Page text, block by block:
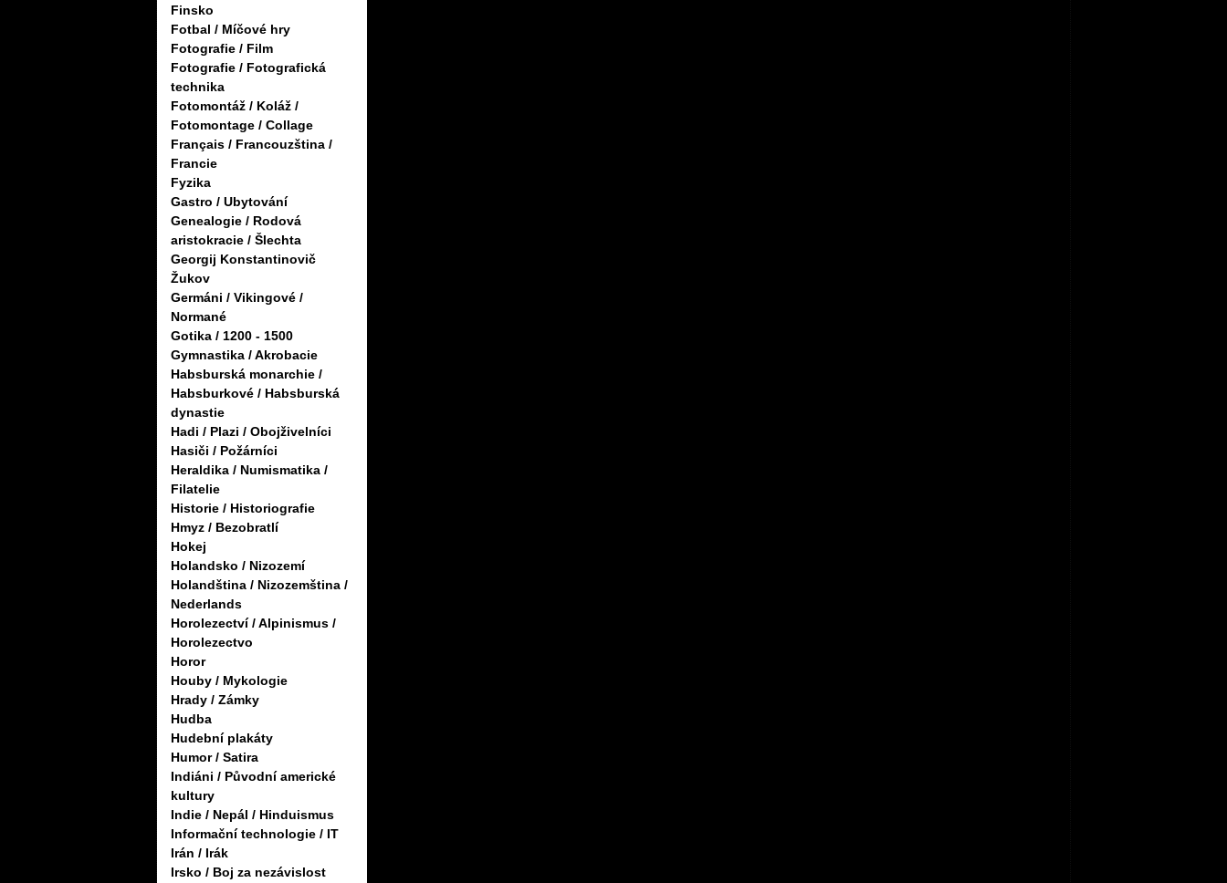
Finsko
Fotbal / Míčové hry
Fotografie / Film
Fotografie / Fotografická
technika
Fotomontáž / Koláž /
Fotomontage / Collage
Français / Francouzština /
Francie
Fyzika
Gastro / Ubytování
Genealogie / Rodová
aristokracie / Šlechta
Georgij Konstantinovič
Žukov
Germáni / Vikingové /
Normané
Gotika / 1200 - 1500
Gymnastika / Akrobacie
Habsburská monarchie /
Habsburkové / Habsburská
dynastie
Hadi / Plazi / Obojživelníci
Hasiči / Požárníci
Heraldika / Numismatika /
Filatelie
Historie / Historiografie
Hmyz / Bezobratlí
Hokej
Holandsko / Nizozemí
Holandština / Nizozemština /
Nederlands
Horolezectví / Alpinismus /
Horolezectvo
Horor
Houby / Mykologie
Hrady / Zámky
Hudba
Hudební plakáty
Humor / Satira
Indiáni / Původní americké
kultury
Indie / Nepál / Hinduismus
Informační technologie / IT
Irán / Irák
Irsko / Boj za nezávislost